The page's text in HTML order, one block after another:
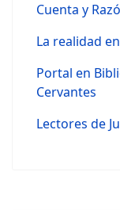
Cuenta y
La realidad
Portal en
Cervantes
Lectores de